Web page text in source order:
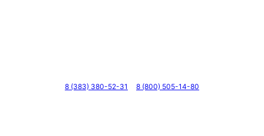
8 (383) 380-52-31 8 (800) 505-14-80